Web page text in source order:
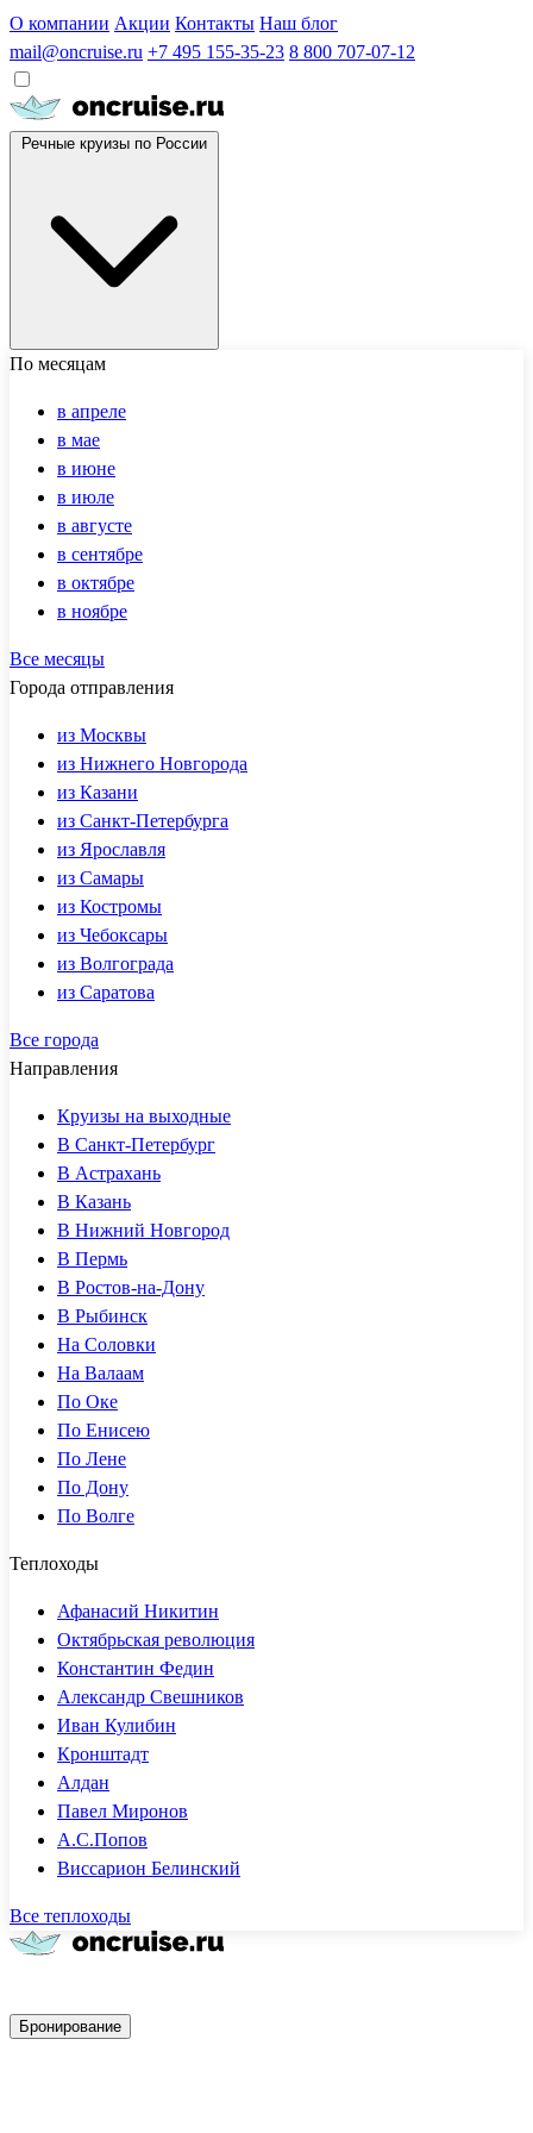
О компании Акции Контакты Наш блог
mail@oncruise.ru +7 495 155-35-23 8 800 707-07-12
По месяцам
в апреле
в мае
в июне
в июле
в августе
в сентябре
в октябре
в ноябре
Все месяцы
Города отправления
из Москвы
из Нижнего Новгорода
из Казани
из Санкт-Петербурга
из Ярославля
из Самары
из Костромы
из Чебоксары
из Волгограда
из Саратова
Все города
Направления
Круизы на выходные
В Санкт-Петербург
В Астрахань
В Казань
В Нижний Новгород
В Пермь
В Ростов-на-Дону
В Рыбинск
На Соловки
На Валаам
По Оке
По Енисею
По Лене
По Дону
По Волге
Теплоходы
Афанасий Никитин
Октябрьская революция
Константин Федин
Александр Свешников
Иван Кулибин
Кронштадт
Алдан
Павел Миронов
А.С.Попов
Виссарион Белинский
Все теплоходы
Бронирование